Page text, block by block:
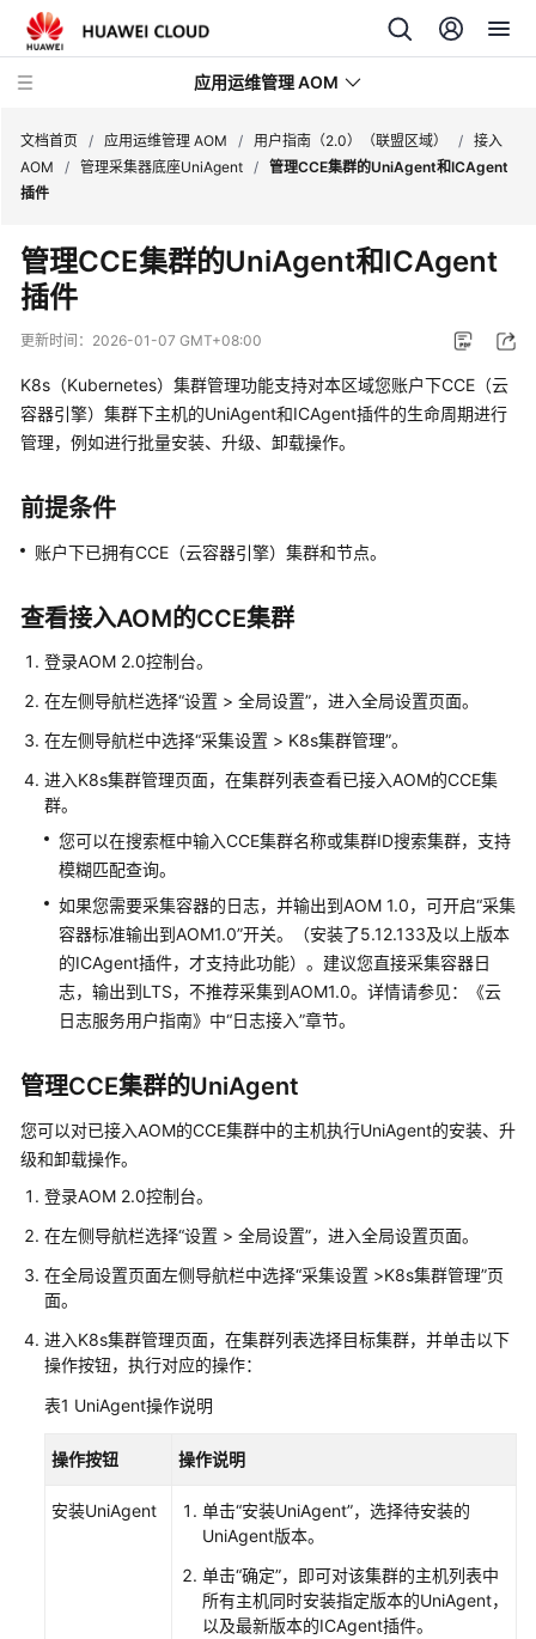
应用运维管理 AOM
动
态
产
介
绍
费
明
快
入
门
用
户
指
佳
实
API
考
SDK
参
常
问
题
视
频
助
AOM
文档首页 / 应用运维管理 AOM / 用户指南（2.0）（联盟区域） / 接入
AOM
/ 管理采集器底座UniAgent / 管理CCE集群的UniAgent和ICAgent
插件
管理CCE集群的UniAgent和ICAgent
插件
更新时间： 2026-01-07 GMT+08:00
K8s（Kubernetes）集群管理功能支持对本区域您账户下CCE（云
容器引擎）集群下主机的UniAgent和ICAgent插件的生命周期进行
管理，例如进行批量安装、升级、卸载操作。
前提条件
账户下已拥有CCE（云容器引擎）集群和节点。
查看接入AOM的CCE集群
登录AOM 2.0控制台。
在左侧导航栏选择“设置 > 全局设置”，进入全局设置页面。
在左侧导航栏中选择“采集设置 > K8s集群管理”。
进入K8s集群管理页面，在集群列表查看已接入AOM的CCE集
群。
您可以在搜索框中输入CCE集群名称或集群ID搜索集群，支持
模糊匹配查询。
如果您需要采集容器的日志，并输出到AOM 1.0，可开启“采集
容器标准输出到AOM1.0”开关。（安装了5.12.133及以上版本
的ICAgent插件，才支持此功能）。建议您直接采集容器日
志，输出到LTS，不推荐采集到AOM1.0。详情请参见：《云
日志服务用户指南》中“日志接入”章节。
管理CCE集群的UniAgent
您可以对已接入AOM的CCE集群中的主机执行UniAgent的安装、升
级和卸载操作。
登录AOM 2.0控制台。
在左侧导航栏选择“设置 > 全局设置”，进入全局设置页面。
在全局设置页面左侧导航栏中选择“采集设置 >K8s集群管理”页
面。
进入K8s集群管理页面，在集群列表选择目标集群，并单击以下
操作按钮，执行对应的操作：
表1 UniAgent操作说明
操作按钮 操作说明
安装UniAgent
单击“安装UniAgent”，选择待安装的
UniAgent版本。
单击“确定”，即可对该集群的主机列表中
所有主机同时安装指定版本的UniAgent，
以及最新版本的ICAgent插件。